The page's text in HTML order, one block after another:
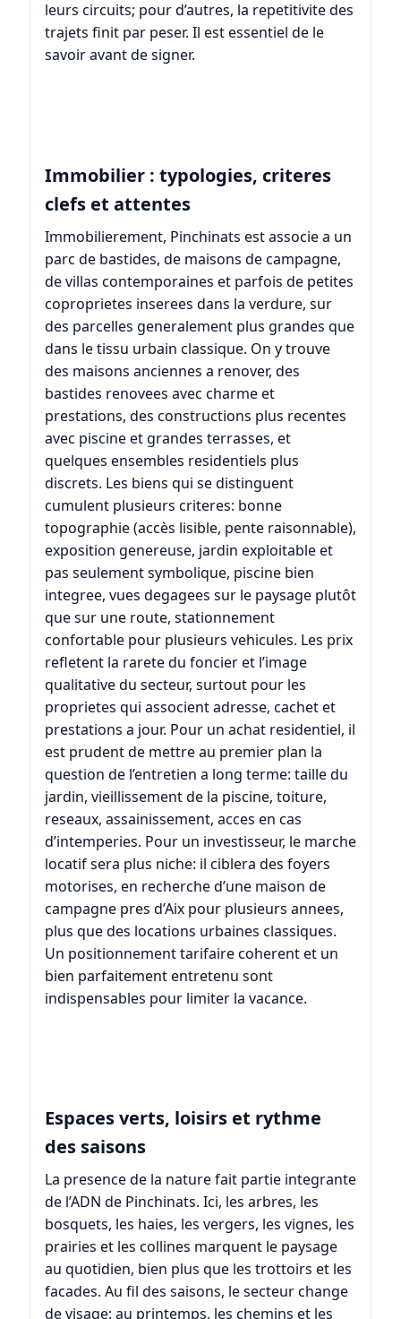
leurs circuits; pour d’autres, la repetitivite des
trajets finit par peser. Il est essentiel de le
savoir avant de signer.
Immobilier : typologies, criteres
clefs et attentes
Immobilierement, Pinchinats est associe a un
parc de bastides, de maisons de campagne,
de villas contemporaines et parfois de petites
coproprietes inserees dans la verdure, sur
des parcelles generalement plus grandes que
dans le tissu urbain classique. On y trouve
des maisons anciennes a renover, des
bastides renovees avec charme et
prestations, des constructions plus recentes
avec piscine et grandes terrasses, et
quelques ensembles residentiels plus
discrets. Les biens qui se distinguent
cumulent plusieurs criteres: bonne
topographie (accès lisible, pente raisonnable),
exposition genereuse, jardin exploitable et
pas seulement symbolique, piscine bien
integree, vues degagees sur le paysage plutôt
que sur une route, stationnement
confortable pour plusieurs vehicules. Les prix
refletent la rarete du foncier et l’image
qualitative du secteur, surtout pour les
proprietes qui associent adresse, cachet et
prestations a jour. Pour un achat residentiel, il
est prudent de mettre au premier plan la
question de l’entretien a long terme: taille du
jardin, vieillissement de la piscine, toiture,
reseaux, assainissement, acces en cas
d’intemperies. Pour un investisseur, le marche
locatif sera plus niche: il ciblera des foyers
motorises, en recherche d’une maison de
campagne pres d’Aix pour plusieurs annees,
plus que des locations urbaines classiques.
Un positionnement tarifaire coherent et un
bien parfaitement entretenu sont
indispensables pour limiter la vacance.
Espaces verts, loisirs et rythme
des saisons
La presence de la nature fait partie integrante
de l’ADN de Pinchinats. Ici, les arbres, les
bosquets, les haies, les vergers, les vignes, les
prairies et les collines marquent le paysage
au quotidien, bien plus que les trottoirs et les
facades. Au fil des saisons, le secteur change
de visage: au printemps, les chemins et les